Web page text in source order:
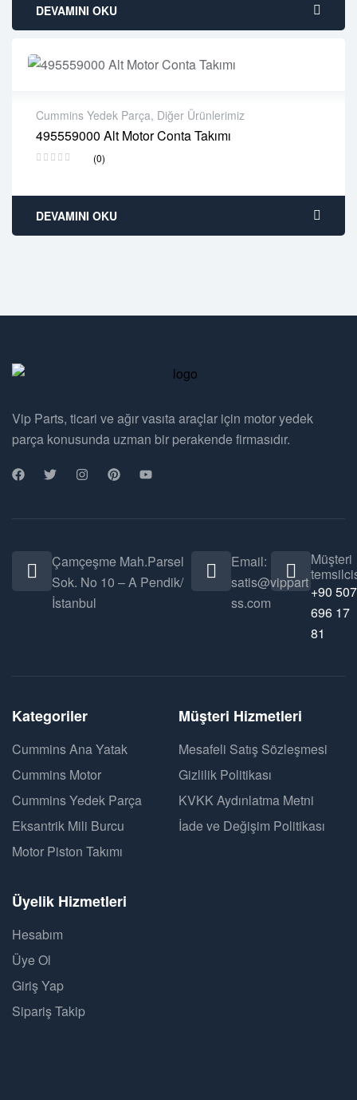
DEVAMINI OKU
Cummins Yedek Parça, Diğer Ürünlerimiz
495559000 Alt Motor Conta Takımı
(0)
2 years warranty
Delivery time: 1-2 business days
DEVAMINI OKU
Vip Parts, ticari ve ağır vasıta araçlar için motor yedek
parça konusunda uzman bir perakende firmasıdır.
Çamçeşme Mah.Parsel
Sok. No 10 – A Pendik/
İstanbul
Email:
satis@vippart
ss.com
Müşteri
+90 507
696 17
81
Kategoriler
Cummins Ana Yatak
Cummins Motor
Cummins Yedek Parça
Eksantrik Mili Burcu
Motor Piston Takımı
Müşteri Hizmetleri
Mesafeli Satış Sözleşmesi
Gizlilik Politikası
KVKK Aydınlatma Metni
İade ve Değişim Politikası
Üyelik Hizmetleri
Hesabım
Üye Ol
Giriş Yap
Sipariş Takip